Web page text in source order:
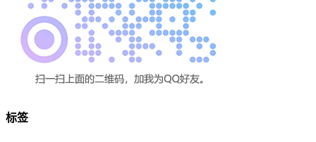
标签